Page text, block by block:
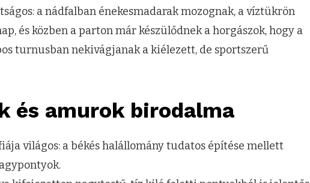
a nádfalban énekesmadarak mozognak, a víztükrön
és közben a parton már készülődnek a horgászok, hogy a
turnusban nekivágjanak a kiélezett, de sportszerű
és amurok birodalma
világos: a békés halállomány tudatos építése mellett